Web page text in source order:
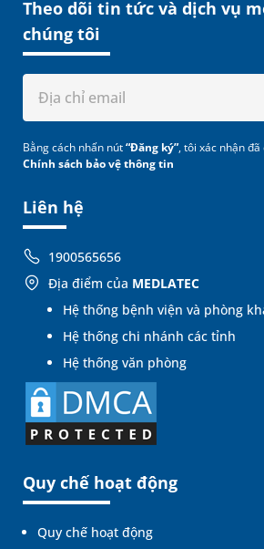
Liên hệ
1900565656
Địa điểm của MEDLATEC
Hệ thống bệnh viện và phòng
Hệ thống chi nhánh các tỉnh
Hệ thống văn phòng
Quy chế hoạt động
Quy chế hoạt động
Theo dõi tin tức và dịch vụ
chúng tôi
Bằng cách nhấn nút“Đăng ký”, tôi xác nhận
Chính sách bảo vệ thông tin